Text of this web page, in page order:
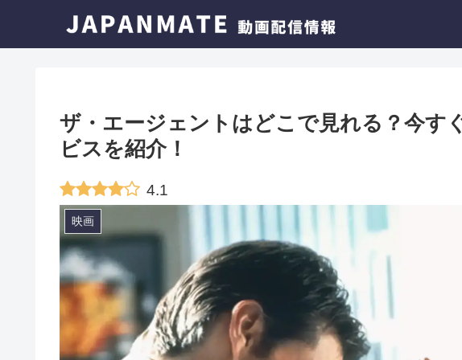
ザ・エージェントはどこで見れる？今す
ビスを紹介！
4.1
映画